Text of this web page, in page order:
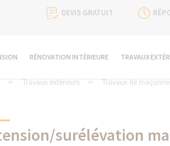
DEVIS GRATUIT
RÉNOVATION INTÉRIEURE TRAVAUX
Travaux extérieurs Travaux de
surélévation